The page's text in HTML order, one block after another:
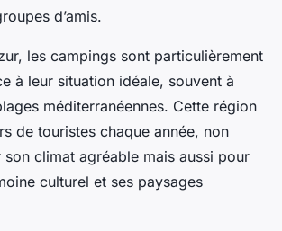
d’amis.
les campings sont particulièrement
à leur situation idéale, souvent à
méditerranéennes. Cette région
de touristes chaque année, non
son climat agréable mais aussi pour
culturel et ses paysages